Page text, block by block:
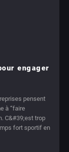
engager
pensent
à “faire
C&#39;est trop
fort sportif en